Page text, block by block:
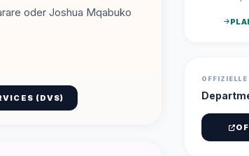
oder Joshua Mqabuko
(DVS)
OFFIZIELLE